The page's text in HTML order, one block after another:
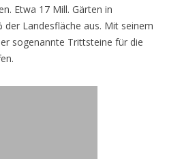
Etwa 17 Mill. Gärten in
der Landesfläche aus. Mit seinem
sogenannte Trittsteine für die